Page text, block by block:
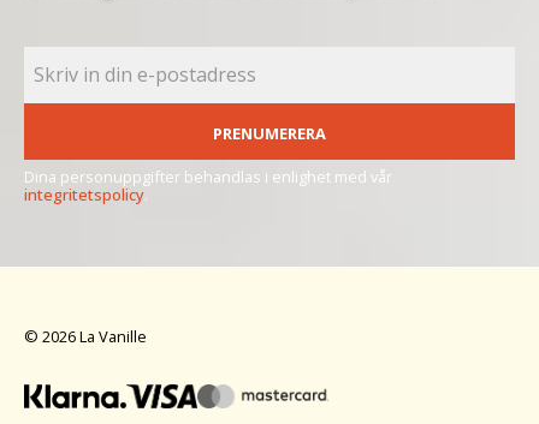
PRENUMERERA
Dina personuppgifter behandlas i enlighet med vår
integritetspolicy.
© 2026 La Vanille